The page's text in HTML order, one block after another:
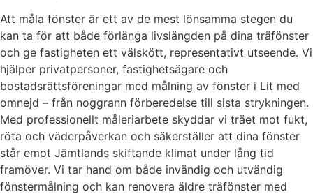
Att måla fönster är ett av de mest lönsamma stegen du
kan ta för att både förlänga livslängden på dina träfönster
och ge fastigheten ett välskött, representativt utseende. Vi
hjälper privatpersoner, fastighetsägare och
bostadsrättsföreningar med målning av fönster i Lit med
omnejd – från noggrann förberedelse till sista strykningen.
Med professionellt måleriarbete skyddar vi träet mot fukt,
röta och väderpåverkan och säkerställer att dina fönster
står emot Jämtlands skiftande klimat under lång tid
framöver. Vi tar hand om både invändig och utvändig
fönstermålning och kan renovera äldre träfönster med